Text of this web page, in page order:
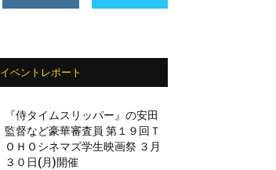
イベントレポート
『侍タイムスリッパー』の安田
監督など豪華審査員 第１９回Ｔ
ＯＨＯシネマズ学生映画祭 ３月
３０日(月)開催